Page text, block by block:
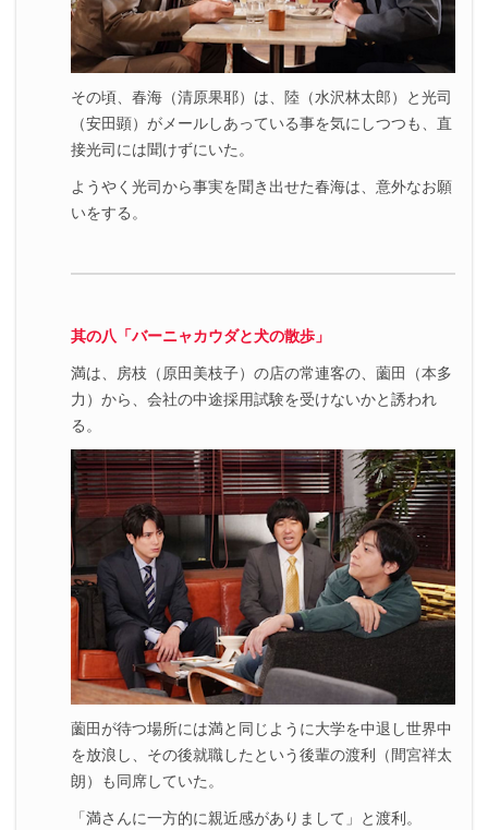
その頃、春海（清原果耶）は、陸（水沢林太郎）と光司
（安田顕）がメールしあっている事を気にしつつも、直
接光司には聞けずにいた。
ようやく光司から事実を聞き出せた春海は、意外なお願
いをする。
其の八「バーニャカウダと犬の散歩」
満は、房枝（原田美枝子）の店の常連客の、薗田（本多
力）から、会社の中途採用試験を受けないかと誘われ
る。
薗田が待つ場所には満と同じように大学を中退し世界中
を放浪し、その後就職したという後輩の渡利（間宮祥太
朗）も同席していた。
「満さんに一方的に親近感がありまして」と渡利。